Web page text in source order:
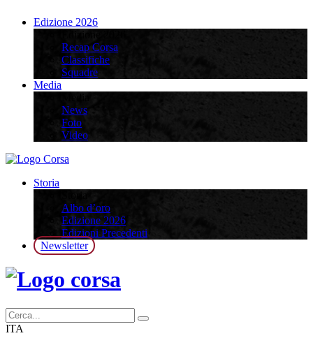
Edizione 2026
Recap Corsa
Classifiche
Squadre
Media
News
Foto
Video
Storia
Albo d’oro
Edizione 2026
Edizioni Precedenti
Newsletter
ITA